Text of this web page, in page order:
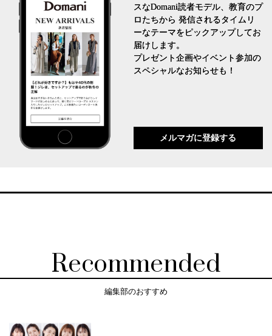
スなDomani読者モデル、教育のプ
ロたちから 発信されるタイムリ
ーなテーマをピックアップしてお
届けします。
プレゼント企画やイベント参加の
スペシャルなお知らせも！
メルマガに登録する
Recommended
編集部のおすすめ